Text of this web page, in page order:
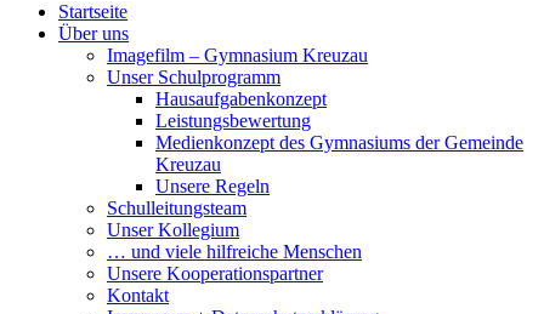
Startseite
Über uns
Imagefilm – Gymnasium Kreuzau
Unser Schulprogramm
Hausaufgabenkonzept
Leistungsbewertung
Medienkonzept des Gymnasiums der Gemeinde
Kreuzau
Unsere Regeln
Schulleitungsteam
Unser Kollegium
… und viele hilfreiche Menschen
Unsere Kooperationspartner
Kontakt